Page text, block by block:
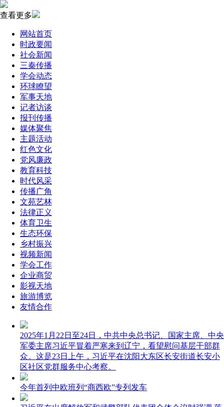
查看更多
网站首页
时政要闻
社会新闻
三秦传播
学会动态
环球瞭望
军事天地
记者访谈
报刊传播
媒体聚焦
主题活动
红色文化
党风廉政
教育科技
时代风采
传播广角
文苑艺林
法律正义
体育卫生
生态环保
乡村振兴
视频新闻
学会工作
企业商贸
影视天地
旅游博览
友情合作
2025年1月22日至24日，中共中央总书记、国家主席、中央
军委主席习近平冒着严寒来到辽宁，看望慰问基层干部群
众。这是23日上午，习近平在沈阳大东区长安街道长安小
区社区党群服务中心考察。​
今年首列中欧班列“商西欧”专列发车